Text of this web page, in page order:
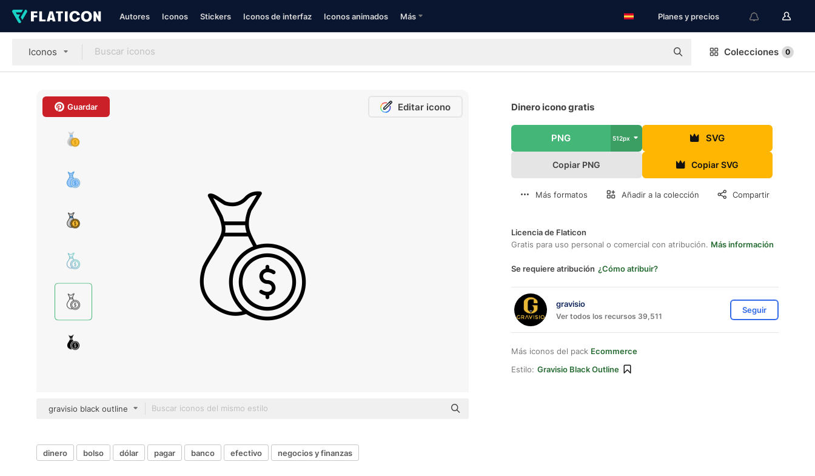
Autores Iconos Stickers Iconos de interfaz Iconos animados Más Planes y precios
Iconos Colecciones 0
Guardar Editar icono
gravisio black outline
Dinero icono gratis
PNG 512px SVG
Copiar PNG Copiar SVG
Más formatos Añadir a la colección Compartir
Licencia de Flaticon
Gratis para uso personal o comercial con atribución. Más información
Se requiere atribución ¿Cómo atribuir?
gravisio
Ver todos los recursos 39,511
Seguir
Más iconos del pack Ecommerce
Estilo: Gravisio Black Outline
dinero bolso dólar pagar banco efectivo negocios y finanzas